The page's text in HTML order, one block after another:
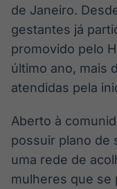
Tecnologia
de Janeiro.
gestantes já
promovido pelo
último ano, mais
atendidas pela
Aberto à
possuir plano de
uma rede de
mulheres que se